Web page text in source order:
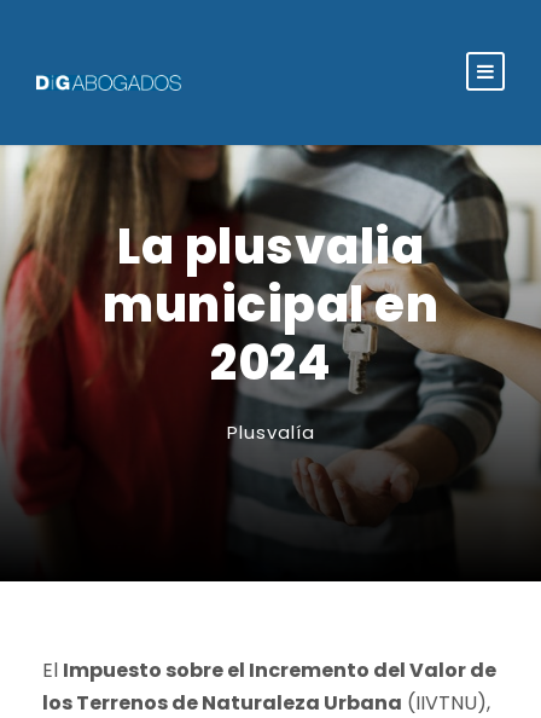
La plusvalia
municipal en
2024
Plusvalía
El Impuesto sobre el Incremento del Valor de
los Terrenos de Naturaleza Urbana (IIVTNU),